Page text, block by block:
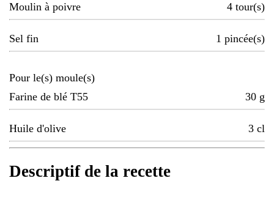
Moulin à poivre 4 tour(s)
Sel fin 1 pincée(s)
Pour le(s) moule(s)
Farine de blé T55
30 g
Huile d'olive 3 cl
Descriptif de la recette